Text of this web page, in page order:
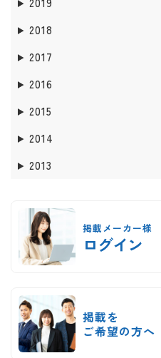
2018
2017
2016
2015
2014
2013
掲載メーカー様
ログイン
掲載を
ご希望の方へ